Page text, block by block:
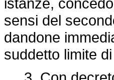
sensi del
dandone
suddetto limite